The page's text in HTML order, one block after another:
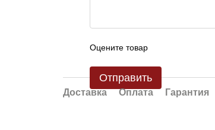
Оцените товар
Отправить
Доставка Оплата Гарантия